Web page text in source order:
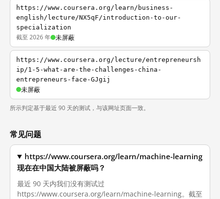
https://www.coursera.org/learn/business-
english/lecture/NX5qF/introduction-to-our-
specialization
截至 2026 年 未屏蔽
https://www.coursera.org/lecture/entrepreneursh
ip/1-5-what-are-the-challenges-china-
entrepreneurs-face-GJgij
未屏蔽
所示判定基于最近 90 天的测试，与该网址页面一致。
常见问题
https://www.coursera.org/learn/machine-learning
现在在中国大陆被屏蔽吗？
最近 90 天内我们没有测试过
https://www.coursera.org/learn/machine-learning。截至